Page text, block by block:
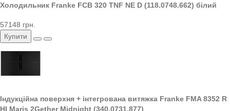
Холодильник Franke FCB 320 TNF NE D (118.0748.662) білий
57148 грн.
Купити
Індукційна поверхня + інтегрована витяжка Franke FMA 8352 R
HI Maris 2Gether Midnight (340.0731.877)